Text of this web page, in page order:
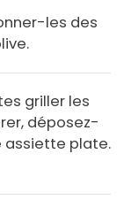
les des
griller les
déposez-
assiette plate.